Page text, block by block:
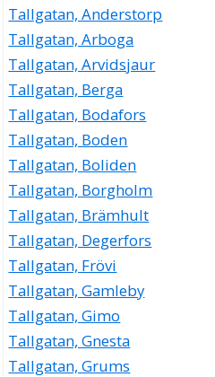
Tallgatan, Anderstorp
Tallgatan, Arboga
Tallgatan, Arvidsjaur
Tallgatan, Berga
Tallgatan, Bodafors
Tallgatan, Boden
Tallgatan, Boliden
Tallgatan, Borgholm
Tallgatan, Brämhult
Tallgatan, Degerfors
Tallgatan, Frövi
Tallgatan, Gamleby
Tallgatan, Gimo
Tallgatan, Gnesta
Tallgatan, Grums